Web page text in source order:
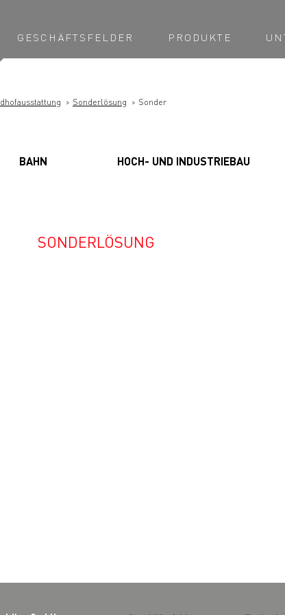
GESCHÄFTSFELDER PRODUKTE
Sonderlösung Sonder
BAHN HOCH- UND INDUSTRIEBAU
SONDERLÖSUNG